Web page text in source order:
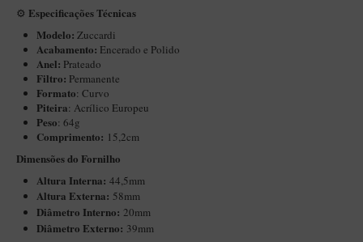
Zuccardi
Callia
Encerado
Hobby
Speciale
BB Liso e Rústico
Elite Longo
Barolo
CACHIMBOS ARTESANAIS DE BRIAR ITALIANO
⚙️ Especificações Técnicas
Modelo: Zuccardi
Acabamento: Encerado e Polido
Anel: Prateado
Filtro: Permanente
Formato: Curvo
Piteira: Acrílico Europeu
Peso: 64g
Comprimento: 15,2cm
Dimensões do Fornilho
Altura Interna: 44,5mm
Altura Externa: 58mm
Diâmetro Interno: 20mm
Diâmetro Externo: 39mm